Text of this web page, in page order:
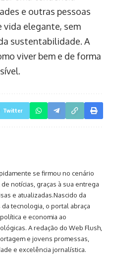
e outras pessoas
vida elegante, sem
sustentabilidade. A
viver bem e de forma
Twitter
se firmou no cenário
notícias, graças à sua entrega
e atualizadas.Nascido da
tecnologia, o portal abraça
e economia ao
A redação do Web Flush,
e jovens promessas,
e excelência jornalística.